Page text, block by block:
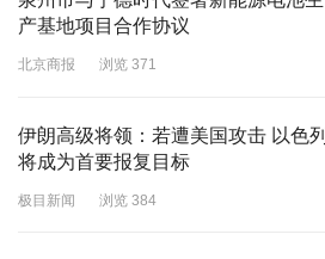
产基地项目合作协议
北京商报 浏览 371
伊朗高级将领：若遭美国攻击 以色列
将成为首要报复目标
极目新闻 浏览 384